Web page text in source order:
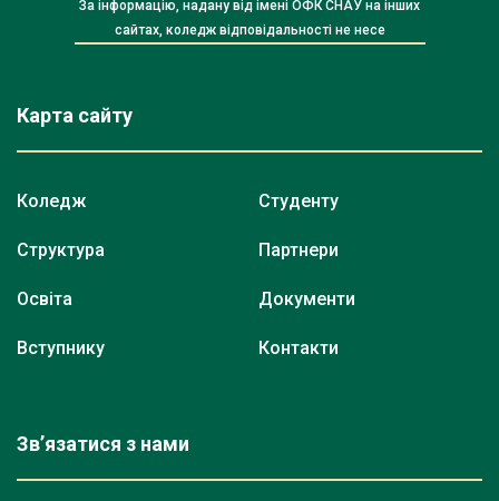
За інформацію, надану від імені ОФК СНАУ на інших
сайтах, коледж відповідальності не несе
Карта сайту
Коледж
Структура
Освіта
Вступнику
Студенту
Партнери
Документи
Контакти
Зв’язатися з нами